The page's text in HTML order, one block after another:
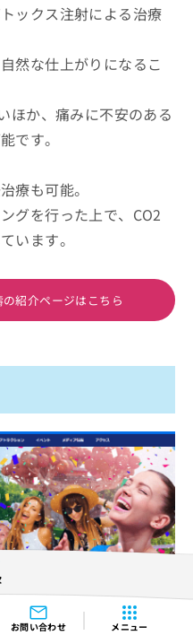
お問い合わせ メニュー
ックス注射による治療
然な仕上がりになるこ
ほか、痛みに不安のある
です。
療も可能。
グを行った上で、CO2
います。
紹介ページはこちら
beautyclinic.com/